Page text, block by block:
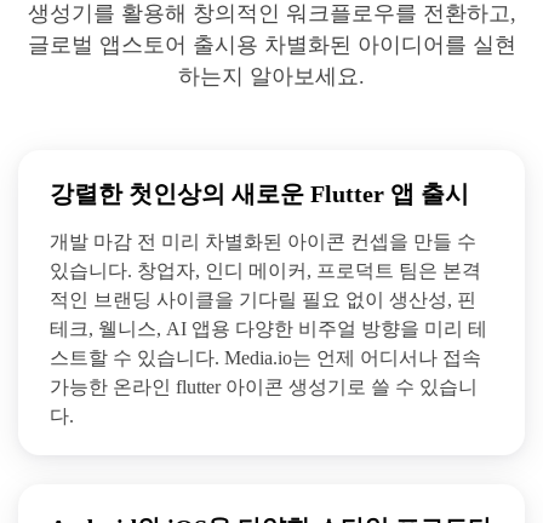
생성기를 활용해 창의적인 워크플로우를 전환하고,
글로벌 앱스토어 출시용 차별화된 아이디어를 실현
하는지 알아보세요.
강렬한 첫인상의 새로운 Flutter 앱 출시
개발 마감 전 미리 차별화된 아이콘 컨셉을 만들 수
있습니다. 창업자, 인디 메이커, 프로덕트 팀은 본격
적인 브랜딩 사이클을 기다릴 필요 없이 생산성, 핀
테크, 웰니스, AI 앱용 다양한 비주얼 방향을 미리 테
스트할 수 있습니다. Media.io는 언제 어디서나 접속
가능한 온라인 flutter 아이콘 생성기로 쓸 수 있습니
다.